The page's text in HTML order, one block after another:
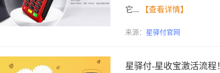
它...
【查看详情】
来源： 星驿付官网
星驿付-星收宝激活流程